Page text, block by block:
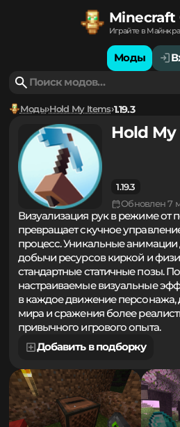
Играйте в
Моды
Моды Hold My Items 1.19.3
Hold
Обновлен
Визуализация рук в режиме
превращает скучное
процесс. Уникальные
добычи ресурсов киркой и
стандартные статичные позы.
настраиваемые визуальные
в каждое движение
мира и сражения более
привычного игрового опыта.